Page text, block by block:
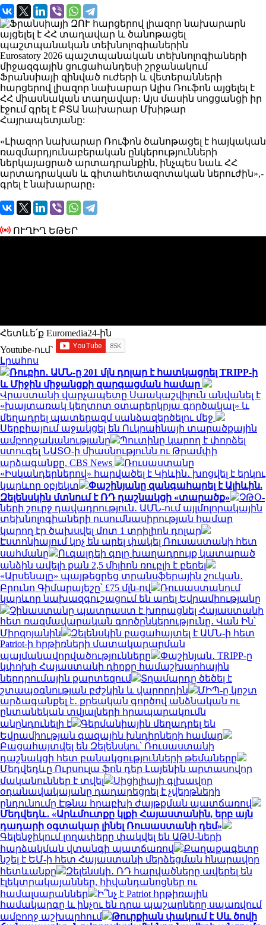
Eurosatory 2026 պաշտպանական տեխնոլոգիաների
միջազգային ցուցահանդեսի շրջանակում
Ֆրանսիայի զինված ուժերի և վետերանների
հարցերով լիազոր նախարար Ալիս Ռուֆոն այցելել է
ՀՀ միասնական տաղավար։ Այս մասին սոցցանցի իր
էջում գրել է ԲՏԱ նախարար Մխիթար
Հայրապետյանը:
«Լիազոր նախարար Ռուֆոն ծանոթացել է հայկական
ռազմարդյունաբերական ընկերությունների
ներկայացրած արտադրանքին, ինչպես նաև ՀՀ
արտադրական և գիտահետազոտական ներուժին»,-
գրել է նախարարը։
ՈՒՂԻՂ ԵԹԵՐ
Հետևե՛ք Euromedia24-ին
Youtube-ում`
Լրահոս
Ռուբիո․ ԱՄՆ-ը 201 մլն դոլար է հատկացրել TRIPP-ի
և Միջին միջանցքի զարգացման համար
Վրաստանի վարչապետը Սաակաշվիլուն անվանել է
«խայտառակ կեղտոտ օտարերկրյա գործակալ» և
մեղադրել պատերազմ սանձազերծելու մեջ
Սերբիայում աջակցել են Ուկրաինայի տարածքային
ամբողջականությանը
Պուտինը կարող է փորձել
ստուգել ՆԱՏՕ-ի միասնությունն ու Թրամփի
արձագանքը. CBS News
Ռուսաստանը
«Իսկանդերներով» հարվածել է Կիևին․ խոցվել է երկու
կարևոր օբյեկտ
Փաշինյանը զանգահարել է Ալիևին.
Զելենսկին մտնում է ՌԴ դաշնակցի «տարածք»
ՉԹՕ-
ների շուրջ դավադրություն․ ԱՄՆ-ում այլմոլորակային
տեխնոլոգիաների ուսումնասիրության համար
կարող էր ծախսվել մոտ 1 տրիլիոն դոլար
Էստոնիայում կոչ են արել փակել Ռուսաստանի հետ
սահմանը
Ուգալդեի գոլը խաղադրույք կատարած
անձին ավելի քան 2,5 միլիոն ռուբլի է բերել
«Արսենալը» պայթեցրեց տրանսֆերային շուկան․
Բրունո Գիմարայեշը՝ £75 մլն-ով
Ռուսաստանում
կարևոր նախազգուշացում են արել Եվրամիությանը
Չինաստանը պատրաստ է խորացնել Հայաստանի
հետ ռազմավարական գործընկերությունը․ Վան Ին՝
Միրզոյանին
Զելենսկին բացահայտել է ԱՄՆ-ի հետ
Patriot-ի հրթիռների մատակարարման
պայմանավորվածությունները
Փաշինյան․ TRIPP-ը
կփոխի Հայաստանի դիրքը համաշխարհային
ներդրումային քարտեզում
Տղամարդը ծեծել է
շտապօգնության բժշկին և վարորդին
ՄԻՊ-ը կոշտ
արձագանքել է․ քրեական գործով անձնական ու
ընտանեկան տվյալների հրապարակումն
անընդունելի է
Գերմանիային մեղադրել են
Եվրամիության գազային խնդիրների համար
Բացահայտվել են Զելենսկու՝ Ռուսաստանի
դաշնակցի հետ բանակցությունների թեմաները
Մեդվեդևը Ուրսուլա ֆոն դեր Լայենին արտասովոր
մականուններ է տվել
Սիցիլիայի գլխավոր
օդանավակայանը դադարեցրել է չվերթների
ընդունումը Էթնա հրաբխի ժայթքման պատճառով
Մեդվեդև․ «Արևմուտքը կլքի Հայաստանին, երբ այն
դադարի օգտակար լինել Ռուսաստանի դեմ»
Գելենջիկում լողափերը փակվել են ԱԹՍ-ների
հարձակման վտանգի պատճառով
Քաղաքագետը
նշել է ԵՄ-ի հետ Հայաստանի մերձեցման հնարավոր
հետևանքը
Զելենսկի․ ՌԴ հարվածները ավերել են
էլեկտրակայաններ, հիվանդանոցներ ու
համալսարաններ
Ի՞նչ է Patriot հրթիռային
համակարգը և ինչու են դրա պաշարները սպառվում
ամբողջ աշխարհում
Թուրքիան փակում է Սև ծովի